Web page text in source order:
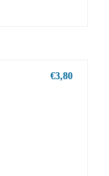
€3,80